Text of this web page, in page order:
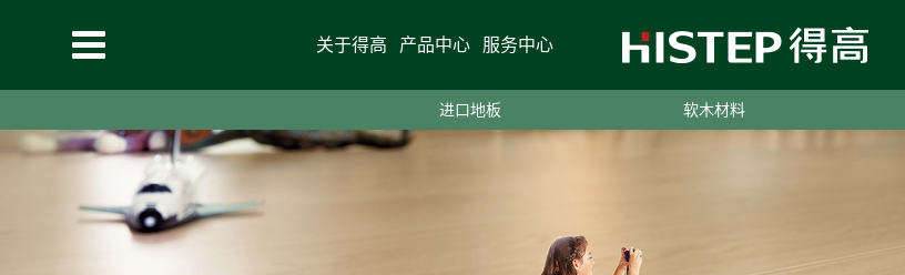
关于得高 产品中心 服务中心
进口地板 软木材料